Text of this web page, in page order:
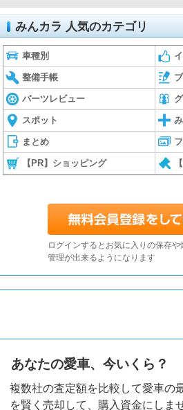
みんカラ 人気のカテゴリ
車種別
整備手帳
パーツレビュー
スポット
まとめ
【PR】ショッピング
ログインするとお気に入りの保存
管理が出来るようになります
あなたの愛車、今いくら？
複数社の査定額を比較して愛車の
を賢く売却して、購入資金にしま